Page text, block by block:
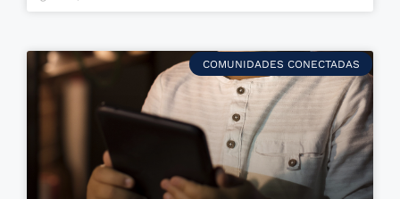
COMUNIDADES CONECTADAS